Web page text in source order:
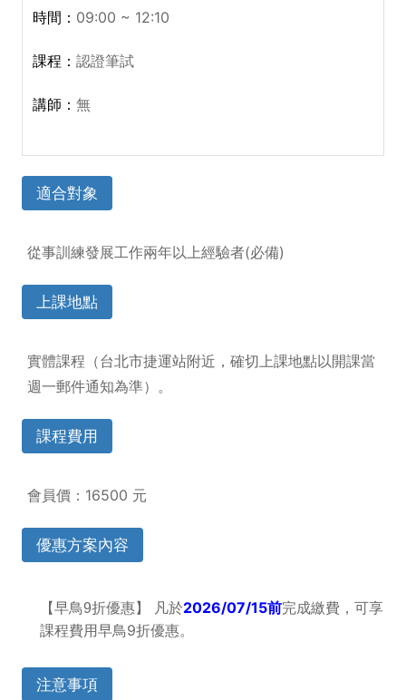
09:00 ~ 12:10
認證筆試
無
適合對象
從事訓練發展工作兩年以上經驗者(必備)
上課地點
實體課程（台北市捷運站附近，確切上課地點以開課當
週一郵件通知為準）。
課程費用
會員價：16500 元
優惠方案內容
【早鳥9折優惠】 凡於2026/07/15前完成繳費，可享
課程費用早鳥9折優惠。
注意事項